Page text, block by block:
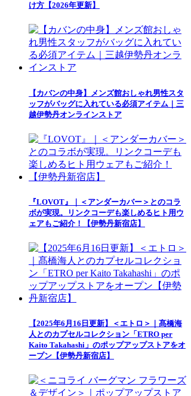
け方【2026年更新】
【カバンの中身】メンズ館おしゃれ男性スタ
ッフがバッグに入れている必須アイテム｜三
越伊勢丹オンラインストア
『LOVOT』｜＜アンダーカバー＞とのコラ
ボが実現。リンクコーデも楽しめるヒト用ウ
ェアもご紹介！【伊勢丹新宿店】
【2025年6月16日更新】＜エトロ＞｜髙橋海
人とのカプセルコレクション「ETRO per
Kaito Takahashi」のポップアップストアをオ
ープン【伊勢丹新宿店】